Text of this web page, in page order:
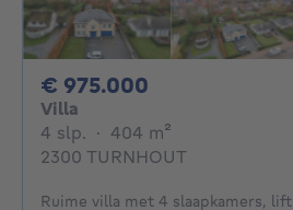
€ 975.000
Villa
4 slp. 4 slaapkamers
· 404 m²
2300 TURNHOUT
Ruime villa met 4 slaapkamers, lift